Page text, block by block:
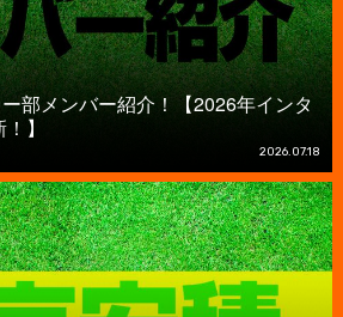
部メンバー紹介！【2026年インタ
】
2026.07.18